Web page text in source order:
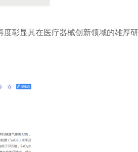
彰显其在医疗器械创新领域的雄厚